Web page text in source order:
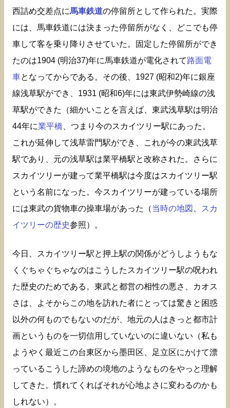
西詰め交差点に馬車鉄道の停留所として作られた。実際
には、馬車鉄道には決まった停留所がなく、どこでも停
車して客を乗り降りさせていた。固定した停留所ができ
たのは1904 (明治37)年に馬車鉄道が電化されて路面電
車となってからである。その後、1927 (昭和2)年に銀座
線浅草駅ができ、1931 (昭和6)年には東武伊勢崎線の浅
草駅ができた（細かいことを言えば、東武浅草駅は明治
44年に業平橋 、つまり今のスカイツリー駅にあった。
これが延伸して浅草雷門駅ができ、これが今の東武浅草
駅であり、元の浅草駅は業平橋駅と改称された。さらに
スカイツリーが建って業平橋駅は今度はスカイツリー駅
という名前になった。今スカイツリーが建っている場所
には東武の貨物車の操車場があった（当時の地図
スカ
イツリーの歴史参照）。
今日、スカイツリー駅と押上駅の関係がどうしようもな
くぐちゃぐちゃなのはこうしたスカイツリー駅の呪われ
た歴史のためである。東武と都営の相性の悪さ、カオス
さは、よそからこの地を訪れた者にとっては驚きと困惑
以外の何ものでもないのだが、地元の人はきっと都市計
画というものを一切信用していないのに違いない（私も
ようやく最近この台東区から墨田区、足立区にかけて漂
っているこうした諦めの境地のようなものをやっと理解
してきた。慣れてくればそれが心地よさに変わるのかも
しれない）。